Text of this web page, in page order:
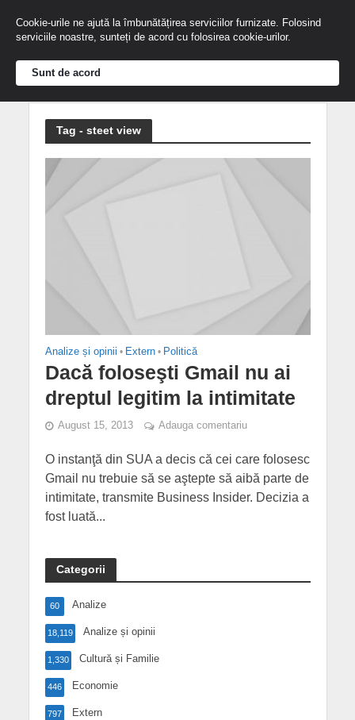
Tag - steet view
Analize și opinii • Extern • Politică
Dacă foloseşti Gmail nu ai
dreptul legitim la intimitate
August 15, 2013 Adauga comentariu
O instanţă din SUA a decis că cei care folosesc
Gmail nu trebuie să se aştepte să aibă parte de
intimitate, transmite Business Insider. Decizia a
fost luată...
Categorii
Analize
60
Analize și opinii
18,119
Cultură și Familie
1,330
Economie
446
Extern
797
Cookie-urile ne ajută la îmbunătățirea serviciilor furnizate. Folosind
serviciile noastre, sunteți de acord cu folosirea cookie-urilor.
Sunt de acord